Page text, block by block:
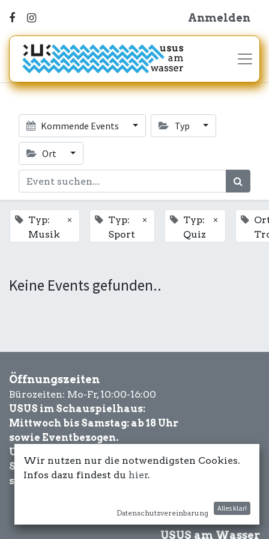
Anmelden
Kommende Events Typ
Ort
Typ:
Musik
×
Typ:
Sport
×
Typ:
Quiz
×
Keine Events gefunden..
Öffnungszeiten
Bürozeiten: Mo-Fr, 10:00-16:00
USUS im Schauspielhaus:
Mittwoch bis Samstag: ab 18 Uhr
sowie Eventbezogen.
USUS am Wasser:
Schönwetter-
sowie Eventbezogen.
USUS am Wasser
Wir nutzen nur die notwendigsten Cookies.
Infos dazu findest du hier.
Datenschutzvereinbarung
Alles klar!